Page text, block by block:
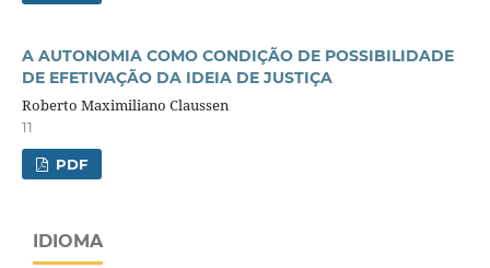
A AUTONOMIA COMO CONDIÇÃO DE POSSIBILIDADE
DE EFETIVAÇÃO DA IDEIA DE JUSTIÇA
Roberto Maximiliano Claussen
11
PDF
IDIOMA